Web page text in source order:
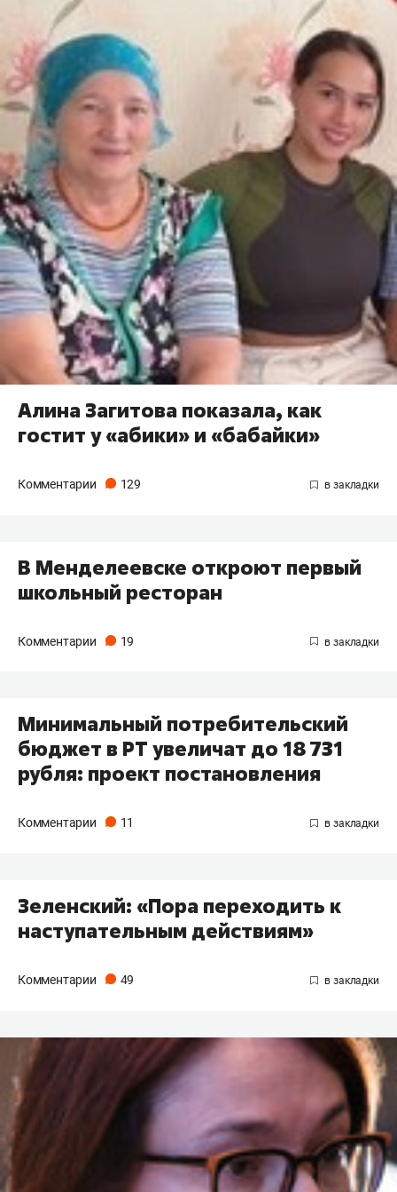
Алина Загитова показала, как
гостит у «абики» и «бабайки»
Комментарии 129
В Менделеевске откроют первый
школьный ресторан
Комментарии 19
Минимальный потребительский
бюджет в РТ увеличат до 18 731
рубля: проект постановления
Комментарии 11
Зеленский: «Пора переходить к
наступательным действиям»
Комментарии 49